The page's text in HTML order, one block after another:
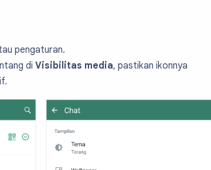
pengaturan.
di Visibilitas media, pastikan ikonnya